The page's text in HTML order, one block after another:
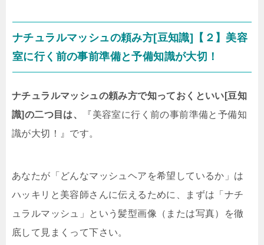
ナチュラルマッシュの頼み方[豆知識]【２】美容
室に行く前の事前準備と予備知識が大切！
ナチュラルマッシュの頼み方で知っておくといい[豆知
識]の二つ目は、
『美容室に行く前の事前準備と予備知
識が大切！』です。
あなたが「どんなマッシュヘアを希望しているか」は
ハッキリと美容師さんに伝えるために、まずは「ナチ
ュラルマッシュ」という髪型画像（または写真）を徹
底して見まくって下さい。